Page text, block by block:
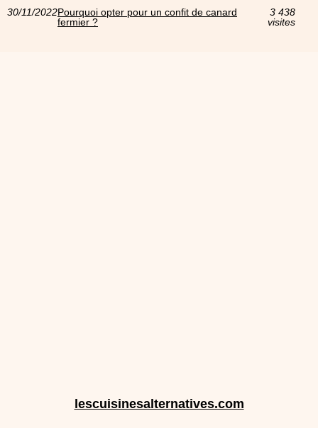
30/11/2022Pourquoi opter pour un confit de canard
fermier ?
3 438
visites
lescuisinesalternatives.com